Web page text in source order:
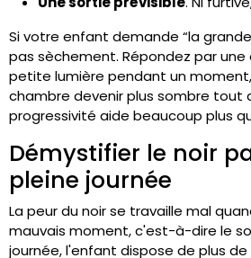
Si votre enfant demande “la
pas sèchement. Répondez par une
petite lumière pendant un
chambre devenir plus sombre tout
progressivité aide beaucoup plus
Démystifier le noir
pleine journée
La peur du noir se travaille mal
mauvais moment, c'est-à-dire le
journée, l'enfant dispose de plus de